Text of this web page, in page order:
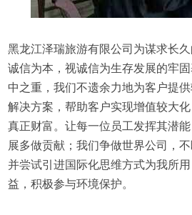
黑龙江泽瑞旅游有限公司为谋求长
诚信为本，视诚信为生存发展的牢
中之重，我们不遗余力地为客户提
解决方案，帮助客户实现增值较大
真正财富。让每一位员工发挥其潜
展多做贡献；我们争做世界公司，
并尝试引进国际化思维方式为我所
益，积极参与环境保护。